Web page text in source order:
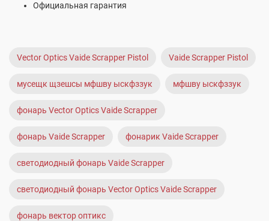
Официальная гарантия
Vector Optics Vaide Scrapper Pistol Vaide Scrapper Pistol
мусещк щзешсы мфшву ыскфззук мфшву ыскфззук
фонарь Vector Optics Vaide Scrapper
фонарь Vaide Scrapper фонарик Vaide Scrapper
светодиодный фонарь Vaide Scrapper
светодиодный фонарь Vector Optics Vaide Scrapper
фонарь вектор оптикс